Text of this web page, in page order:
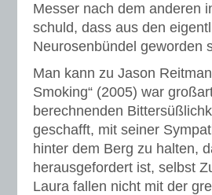
Messer nach dem anderen
schuld, dass aus den
Neurosenbündel geworden
Man kann zu Jason
Smoking“ (2005) war
berechnenden
geschafft, mit seiner
hinter dem Berg zu halten,
herausgefordert ist, selbst
Laura fallen nicht mit der